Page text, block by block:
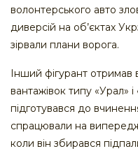
волонтерського авто
диверсій на об’єктах
зірвали плани ворога.
Інший фігурант отримав
вантажівок типу «Урал»
підготувався до
спрацювали на
коли він збирався